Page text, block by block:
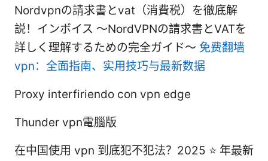
Nordvpnの請求書とvat（消費税）を徹底解
説！インボイス 〜NordVPNの請求書とVATを
詳しく理解するための完全ガイド〜 免费翻墙
vpn：全面指南、实用技巧与最新数据
Proxy interfiriendo con vpn edge
Thunder vpn電腦版
在中国使用 vpn 到底犯不犯法？2025 ⭐ 年最新